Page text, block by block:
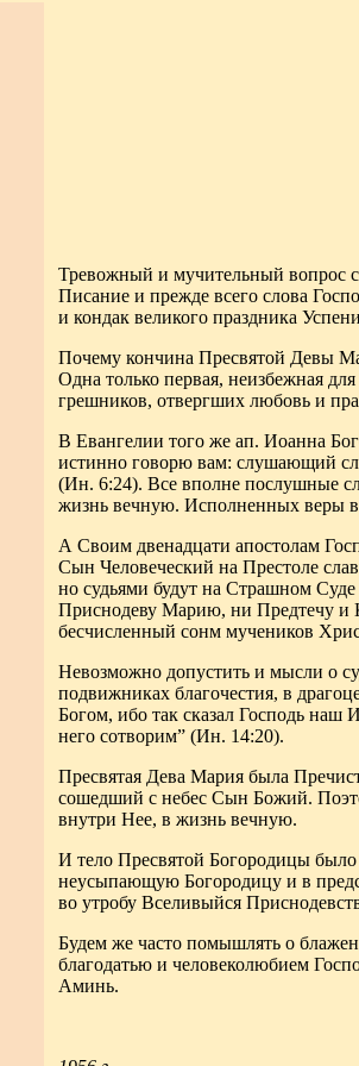
Тревожный и мучительный вопрос
Писание и прежде всего слова
и кондак великого праздника
Почему кончина Пресвятой Девы
Одна только первая, неизбежная
грешников, отвергших любовь и
В Евангелии того же ап. Иоанна
истинно говорю вам: слушающий
(Ин. 6:24). Все вполне послушные
жизнь вечную. Исполненных веры в
А Своим двенадцати апостолам
Сын Человеческий на Престоле
но судьями будут на Страшном
Приснодеву Марию, ни Предтечу и
бесчисленный сонм мучеников
Невозможно допустить и мысли о
подвижниках благочестия, в
Богом, ибо так сказал Господь
него сотворим” (Ин. 14:20).
Пресвятая Дева Мария была
сошедший с небес Сын Божий.
внутри Нее, в жизнь вечную.
И тело Пресвятой Богородицы
неусыпающую Богородицу и в
во утробу Вселивыйся
Будем же часто помышлять о
благодатью и человеколюбием
Аминь.